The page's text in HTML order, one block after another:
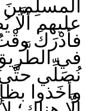
المسلِمينَ
عليهم ألَّا
فأدْرَكَ
في
نُصَلِّي
وأخَذوا